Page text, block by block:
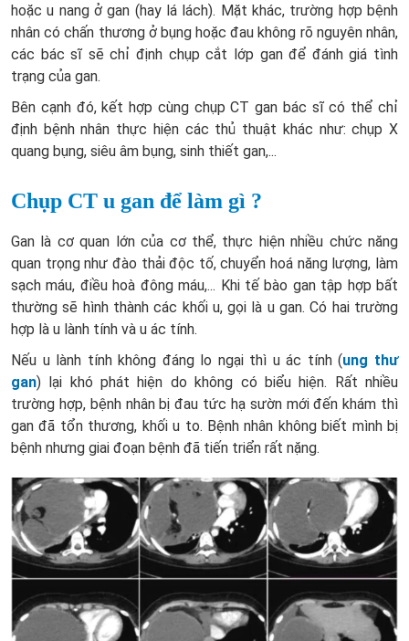
hoặc u nang ở gan (hay lá lách). Mặt khác, trường hợp bệnh
nhân có chấn thương ở bụng hoặc đau không rõ nguyên nhân,
các bác sĩ sẽ chỉ định chụp cắt lớp gan để đánh giá tình
trạng của gan.
Bên cạnh đó, kết hợp cùng chụp CT gan bác sĩ có thể chỉ
định bệnh nhân thực hiện các thủ thuật khác như: chụp X
quang bụng, siêu âm bụng, sinh thiết gan,...
Chụp CT u gan để làm gì ?
Gan là cơ quan lớn của cơ thể, thực hiện nhiều chức năng
quan trọng như đào thải độc tố, chuyển hoá năng lượng, làm
sạch máu, điều hoà đông máu,... Khi tế bào gan tập hợp bất
thường sẽ hình thành các khối u, gọi là u gan. Có hai trường
hợp là u lành tính và u ác tính.
Nếu u lành tính không đáng lo ngại thì u ác tính (ung thư
gan) lại khó phát hiện do không có biểu hiện. Rất nhiều
trường hợp, bệnh nhân bị đau tức hạ sườn mới đến khám thì
gan đã tổn thương, khối u to. Bệnh nhân không biết mình bị
bệnh nhưng giai đoạn bệnh đã tiến triển rất nặng.